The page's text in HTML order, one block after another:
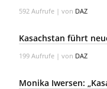
592 Aufrufe | von DAZ
Kasachstan führt
199 Aufrufe | von DAZ
Monika Iwersen: